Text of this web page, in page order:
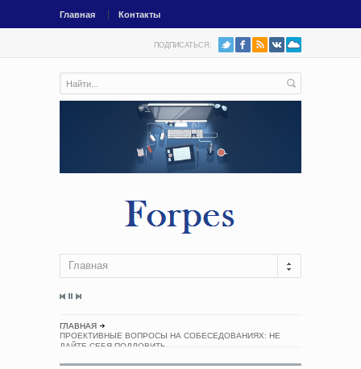
Главная Контакты
ПОДПИСАТЬСЯ:
Главная
ГЛАВНАЯ
ПРОЕКТИВНЫЕ ВОПРОСЫ НА СОБЕСЕДОВАНИЯХ: НЕ
ДАЙТЕ СЕБЯ ПОДЛОВИТЬ